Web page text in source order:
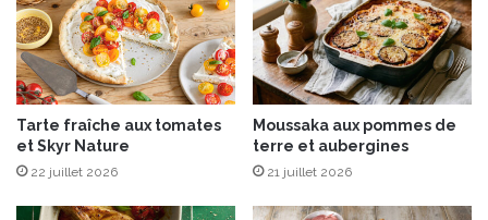
c
h
e
l
B
a
r
e
Tarte fraîche aux tomates
et Skyr Nature
22 juillet 2026
Moussaka aux pommes de
terre et aubergines
21 juillet 2026